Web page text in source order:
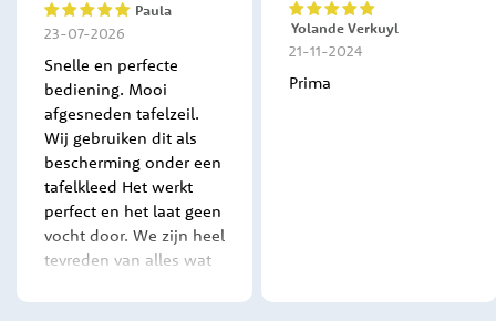
Paula
23-07-2026
Snelle en perfecte
bediening. Mooi
afgesneden tafelzeil.
Wij gebruiken dit als
bescherming onder een
tafelkleed Het werkt
perfect en het laat geen
vocht door. We zijn heel
tevreden van alles wat
hebben bij deze firma.
100%
Yolande Verkuyl
21-11-2024
Prima